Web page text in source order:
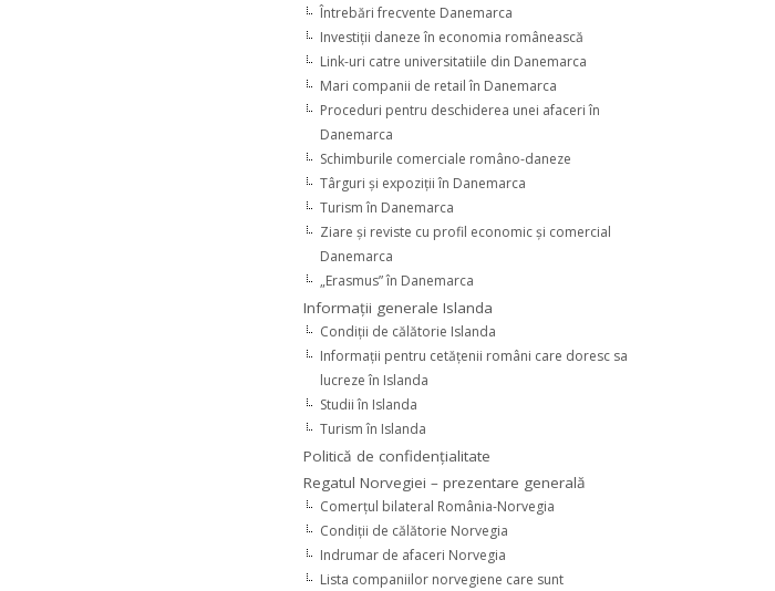
Întrebări frecvente Danemarca
Investiţii daneze în economia românească
Link-uri catre universitatiile din Danemarca
Mari companii de retail în Danemarca
Proceduri pentru deschiderea unei afaceri în
Danemarca
Schimburile comerciale româno-daneze
Târguri şi expoziţii în Danemarca
Turism în Danemarca
Ziare şi reviste cu profil economic şi comercial
Danemarca
„Erasmus” în Danemarca
Informaţii generale Islanda
Condiţii de călătorie Islanda
Informaţii pentru cetăţenii români care doresc sa
lucreze în Islanda
Studii în Islanda
Turism în Islanda
Politică de confidențialitate
Regatul Norvegiei – prezentare generală
Comerţul bilateral România-Norvegia
Condiții de călătorie Norvegia
Indrumar de afaceri Norvegia
Lista companiilor norvegiene care sunt